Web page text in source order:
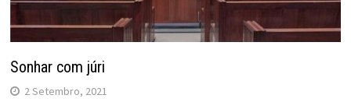
Sonhar com júri
2 Setembro, 2021